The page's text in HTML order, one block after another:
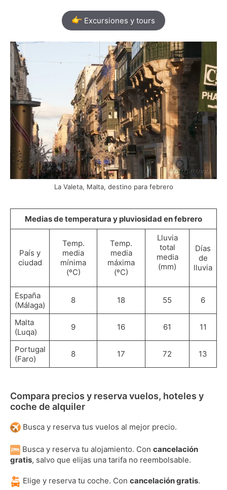
Excursiones y tours
La Valeta, Malta, destino para febrero
Medias de temperatura y pluviosidad en febrero
País y
ciudad
Temp.
media
mínima
(ºC)
Temp.
media
máxima
(ºC)
Lluvia
total
media
(mm)
Días
de
lluvia
España
(Málaga)
8 18 55 6
Malta
(Luqa)
9 16 61 11
Portugal
(Faro)
8 17 72 13
Compara precios y reserva vuelos, hoteles y
coche de alquiler
Busca y reserva tus vuelos al mejor precio.
Busca y reserva tu alojamiento. Con cancelación
gratis, salvo que elijas una tarifa no reembolsable.
Elige y reserva tu coche. Con cancelación gratis.